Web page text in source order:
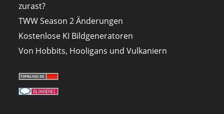
zurast?
TWW Season 2 Änderungen
Kostenlose KI Bildgeneratoren
Von Hobbits, Hooligans und Vulkaniern